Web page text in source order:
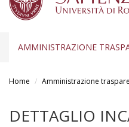
AMMINISTRAZIONE
Home Amministrazione
DETTAGLIO